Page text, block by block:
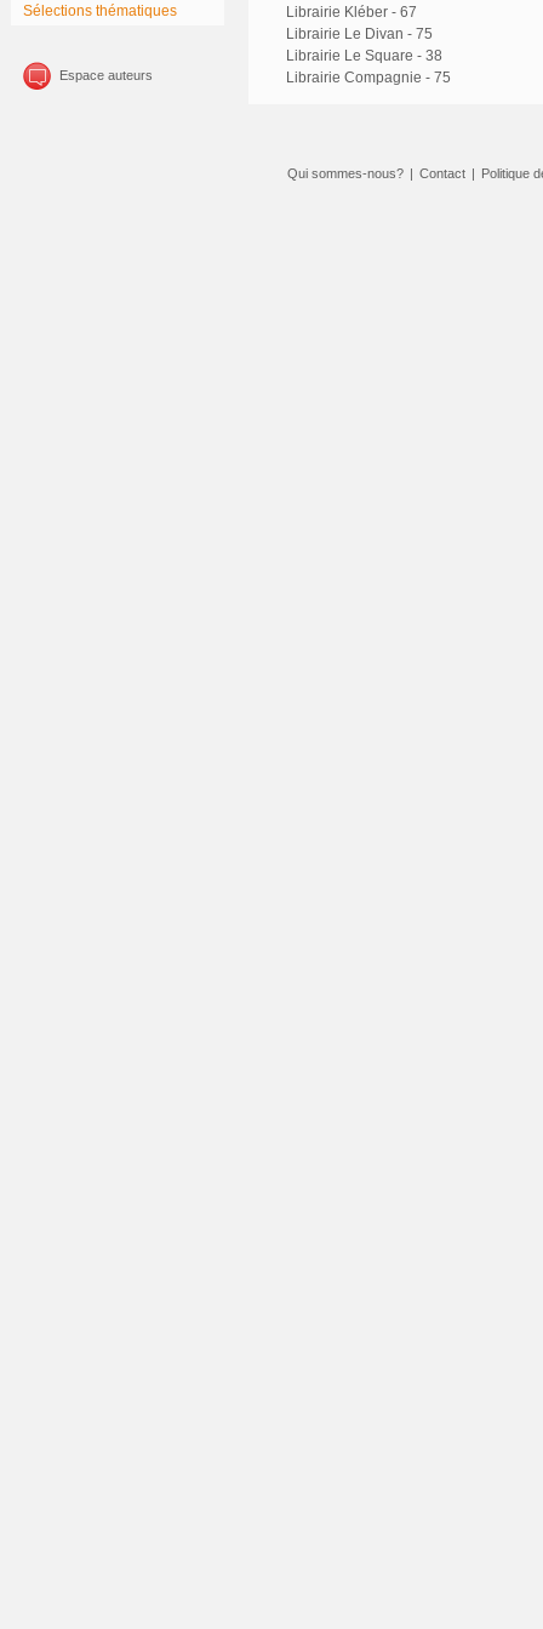
Sélections thématiques
Espace auteurs
Librairie Kléber - 67
Librairie Le Divan - 75
Librairie Le Square - 38
Librairie Compagnie - 75
Qui sommes-nous? | Contact | Politique